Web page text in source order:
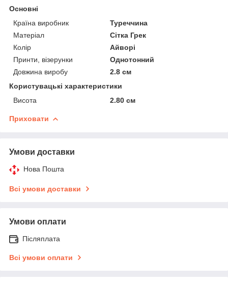
Основні
Країна виробник
Туреччина
Матеріал
Сітка Грек
Колір
Айворі
Принти, візерунки
Однотонний
Довжина виробу
2.8 см
Користувацькі характеристики
Висота
2.80 см
Приховати
Умови доставки
Нова Пошта
Всі умови доставки
Умови оплати
Післяплата
Всі умови оплати